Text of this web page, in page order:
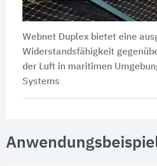
Webnet Duplex bietet eine
Widerstandsfähigkeit
der Luft in maritimen
Systems